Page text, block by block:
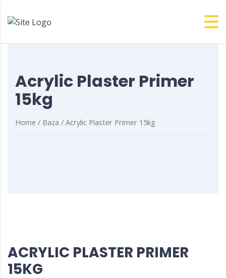
Acrylic Plaster Primer
15kg
Home / Baza / Acrylic Plaster Primer 15kg
ACRYLIC PLASTER PRIMER
15KG